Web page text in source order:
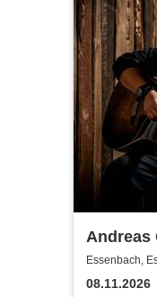
Andreas
Essenbach,
08.11.2026